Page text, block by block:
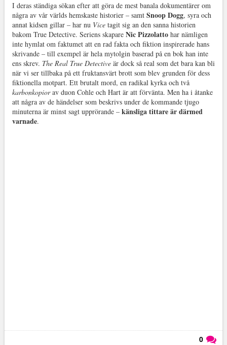
I deras ständiga sökan efter att göra de mest banala dokumentärer om
några av vår världs hemskaste historier – samt Snoop Dogg, syra och
annat kidsen gillar – har nuVicetagit sig an den sanna historien
bakom True Detective. Seriens skapare Nic Pizzolattohar nämligen
inte hymlat om faktumet att en rad fakta och fiktion inspirerade hans
skrivande – till exempel är hela mytolgin baserad på en bok han inte
ens skrev. The Real True Detectiveär dock så real som det bara kan bli
när vi ser tillbaka på ett fruktansvärt brott som blev grunden för dess
fiktionella motpart. Ett brutalt mord, en radikal kyrka och två
karbonkopiorav duon Cohle och Hart är att förvänta. Men ha i åtanke
att några av de händelser som beskrivs under de kommande tjugo
minuterna är minst sagt upprörande – känsliga tittare är därmed
varnade.
0